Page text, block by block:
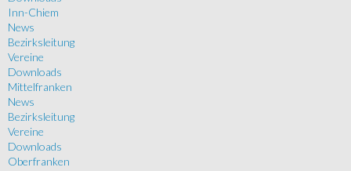
Inn-Chiem
News
Bezirksleitung
Vereine
Downloads
Mittelfranken
News
Bezirksleitung
Vereine
Downloads
Oberfranken